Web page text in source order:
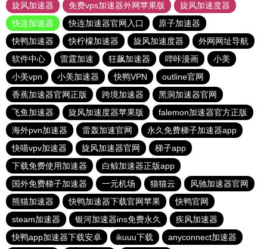
旋风加速器
免费vps加速器外网苹果版
旋风加速度器
快连加速器
快连加速器官网入口
原子加速器
快鸭加速器
快柠檬加速器 旋风加速度器
外网网址导航
软件中心
雷霆加速 狂飙加速器 哔咔漫画
小美
小美vpn
小美加速器 快鸭VPN
outline官网
香蕉加速器官网正版
跨境加速器
黑洞加速器官网
飞鱼加速器
旋风加速度器苹果版
falemon加速器官方正版
海外pvn加速器
雷轰加速官网
永久免费梯子加速器app
快喵vpv加速器
旋风加速器官网
梯子app
下载免费使用加速器
白鲸加速器正版app
国外免费梯子加速器
一元机场 猫猫云
风驰加速器官网
熊猫加速器
快鸭加速器下载官网苹果
快鸭官网
steam加速器
银河加速器ins免费永久
疾风加速器
快鸭app加速器下载安卓
ikuuu下载 anyconnect加速器